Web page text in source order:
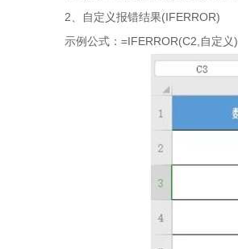
2、自定义报错结果(IFERROR)
示例公式：=IFERROR(C2,自定义)